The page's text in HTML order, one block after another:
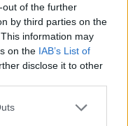
of the further
by third parties on the
information may
on the IAB’s List of
disclose it to other
one or more Google
πέρασε - πιο